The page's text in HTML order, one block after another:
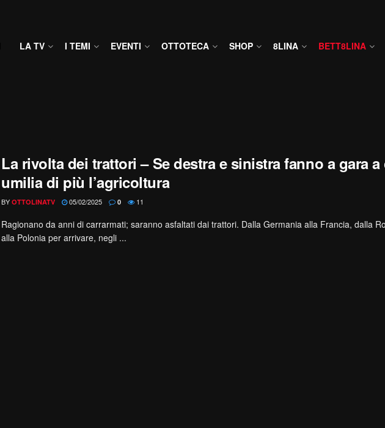
LA TV I TEMI EVENTI OTTOTECA SHOP 8LINA BETT8LINA
La rivolta dei trattori – Se destra e sinistra fanno a gara a
umilia di più l’agricoltura
BY OTTOLINATV 05/02/2025 0 11
Ragionano da anni di carrarmati; saranno asfaltati dai trattori. Dalla Germania alla Francia, dalla
alla Polonia per arrivare, negli ...